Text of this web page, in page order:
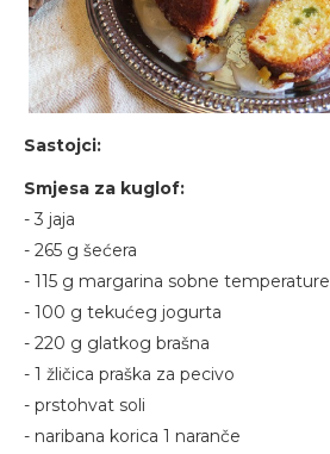
Sastojci:
Smjesa za kuglof:
- 3 jaja
- 265 g šećera
- 115 g margarina sobne temperature
- 100 g tekućeg jogurta
- 220 g glatkog brašna
- 1 žličica praška za pecivo
- prstohvat soli
- naribana korica 1 naranče